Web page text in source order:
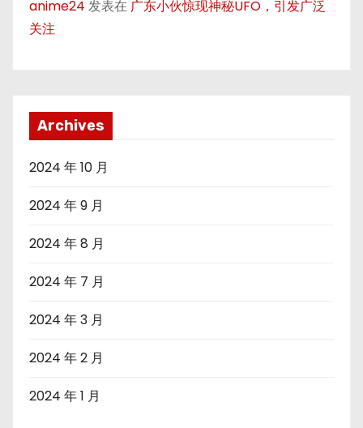
anime24 发表在 广东小伙惊现神秘UFO，引发广泛
关注
Archives
2024 年 10 月
2024 年 9 月
2024 年 8 月
2024 年 7 月
2024 年 3 月
2024 年 2 月
2024 年 1 月